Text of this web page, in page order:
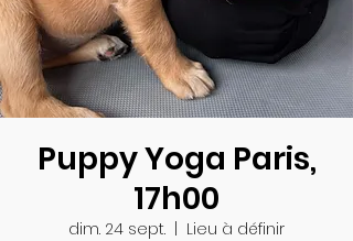
Puppy Yoga Paris,
17h00
dim. 24 sept.
  |
Lieu à définir